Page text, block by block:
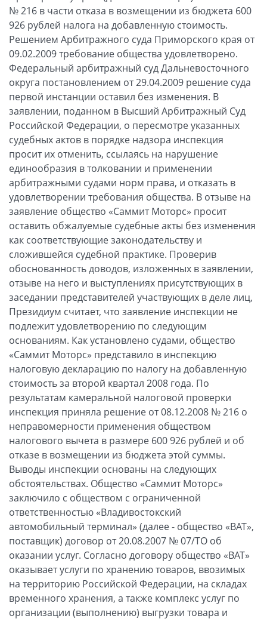
№ 216 в части отказа в возмещении из бюджета 600
926 рублей налога на добавленную стоимость.
Решением Арбитражного суда Приморского края от
09.02.2009 требование общества удовлетворено.
Федеральный арбитражный суд Дальневосточного
округа постановлением от 29.04.2009 решение суда
первой инстанции оставил без изменения. В
заявлении, поданном в Высший Арбитражный Суд
Российской Федерации, о пересмотре указанных
судебных актов в порядке надзора инспекция
просит их отменить, ссылаясь на нарушение
единообразия в толковании и применении
арбитражными судами норм права, и отказать в
удовлетворении требования общества. В отзыве на
заявление общество «Саммит Моторс» просит
оставить обжалуемые судебные акты без изменения
как соответствующие законодательству и
сложившейся судебной практике. Проверив
обоснованность доводов, изложенных в заявлении,
отзыве на него и выступлениях присутствующих в
заседании представителей участвующих в деле лиц,
Президиум считает, что заявление инспекции не
подлежит удовлетворению по следующим
основаниям. Как установлено судами, общество
«Саммит Моторс» представило в инспекцию
налоговую декларацию по налогу на добавленную
стоимость за второй квартал 2008 года. По
результатам камеральной налоговой проверки
инспекция приняла решение от 08.12.2008 № 216 о
неправомерности применения обществом
налогового вычета в размере 600 926 рублей и об
отказе в возмещении из бюджета этой суммы.
Выводы инспекции основаны на следующих
обстоятельствах. Общество «Саммит Моторс»
заключило с обществом с ограниченной
ответственностью «Владивостокский
автомобильный терминал» (далее - общество «ВАТ»,
поставщик) договор от 20.08.2007 № 07/ТО об
оказании услуг. Согласно договору общество «ВАТ»
оказывает услуги по хранению товаров, ввозимых
на территорию Российской Федерации, на складах
временного хранения, а также комплекс услуг по
организации (выполнению) выгрузки товара и